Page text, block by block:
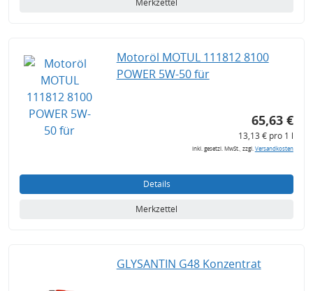
Merkzettel
Motoröl MOTUL 111812 8100
POWER 5W-50 für
65,63 €
13,13 € pro 1 l
inkl. gesetzl. MwSt., zzgl.Versandkosten
Details
Merkzettel
GLYSANTIN G48 Konzentrat